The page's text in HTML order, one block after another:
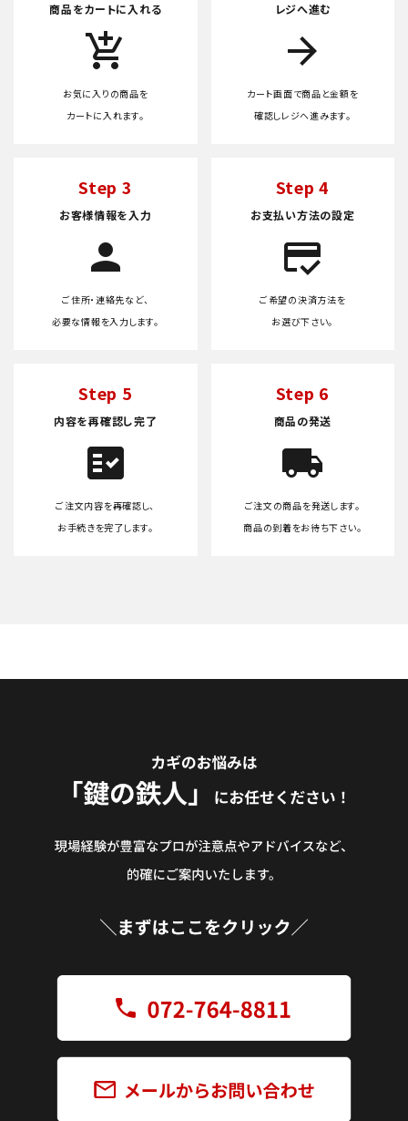
商品をカートに入れる
add_shopping_cart
お気に入りの商品を
カートに入れます。
レジへ進む
arrow_forward
カート画面で商品と金額を
確認しレジへ進みます。
Step 3
お客様情報を入力
person
ご住所・連絡先など、
必要な情報を入力します。
Step 4
お支払い方法の設定
credit_score
ご希望の決済方法を
お選び下さい。
Step 5
内容を再確認し完了
fact_check
ご注文内容を再確認し、
お手続きを完了します。
Step 6
商品の発送
local_shipping
ご注文の商品を発送します。
商品の到着をお待ち下さい。